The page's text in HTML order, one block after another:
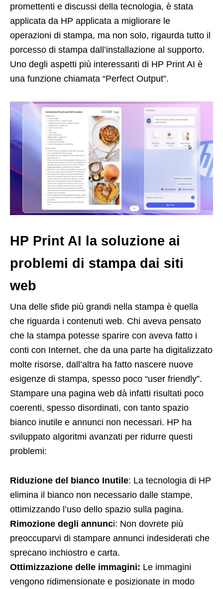
promettenti e discussi della tecnologia, è stata
applicata da HP applicata a migliorare le
operazioni di stampa, ma non solo, rigaurda tutto il
porcesso di stampa dall’installazione al supporto.
Uno degli aspetti più interessanti di HP Print AI è
una funzione chiamata “Perfect Output”.
HP Print AI la soluzione ai
problemi di stampa dai siti
web
Una delle sfide più grandi nella stampa è quella
che riguarda i contenuti web. Chi aveva pensato
che la stampa potesse sparire con aveva fatto i
conti con Internet, che da una parte ha digitalizzato
molte risorse, dall’altra ha fatto nascere nuove
esigenze di stampa, spesso poco “user friendly”.
Stampare una pagina web dà infatti risultati poco
coerenti, spesso disordinati, con tanto spazio
bianco inutile e annunci non necessari. HP ha
sviluppato algoritmi avanzati per ridurre questi
problemi:
Riduzione del bianco Inutile: La tecnologia di HP
elimina il bianco non necessario dalle stampe,
ottimizzando l’uso dello spazio sulla pagina.
Rimozione degli annunci: Non dovrete più
preoccuparvi di stampare annunci indesiderati che
sprecano inchiostro e carta.
Ottimizzazione delle immagini: Le immagini
vengono ridimensionate e posizionate in modo